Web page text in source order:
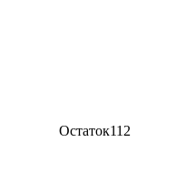
Остаток112